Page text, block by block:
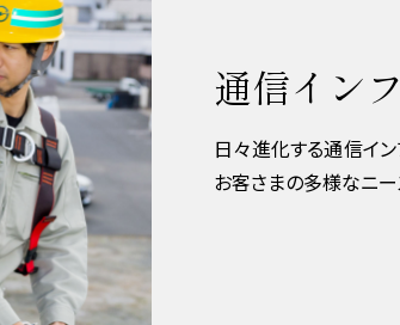
通信イン
日々進化する通信イ
お客さまの多様なニー